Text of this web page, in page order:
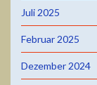
Juli 2025
Februar 2025
Dezember 2024